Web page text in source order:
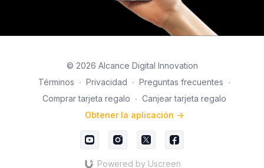
© 2026 Alcance Digital Innovation
Términos ∙ Privacidad ∙ Preguntas frecuentes ∙
Comprar tarjeta regalo ∙ Canjear tarjeta regalo
Obtener la aplicación ->
Powered by Uscreen